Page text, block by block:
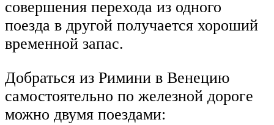
совершения перехода из одного
поезда в другой получается хороший
временной запас.
Добраться из Римини в Венецию
самостоятельно по железной дороге
можно двумя поездами: